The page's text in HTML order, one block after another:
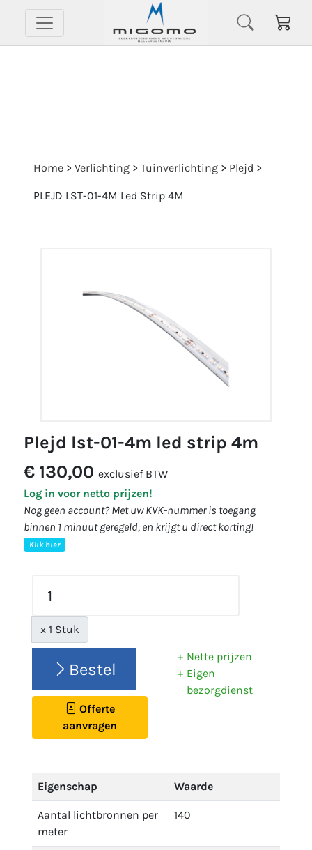
Home > Verlichting > Tuinverlichting > Plejd >
PLEJD LST-01-4M Led Strip 4M
plejd lst-01-4m led strip 4m
€ 130,00 exclusief BTW
Log in voor netto prijzen!
Nog geen account? Met uw KVK-nummer is toegang
binnen 1 minuut geregeld, en krijgt u direct korting!
Klik hier
x 1 Stuk
Bestel
Offerte
aanvragen
Nette prijzen
Eigen
bezorgdienst
Eigenschap Waarde
Aantal lichtbronnen per
meter
140